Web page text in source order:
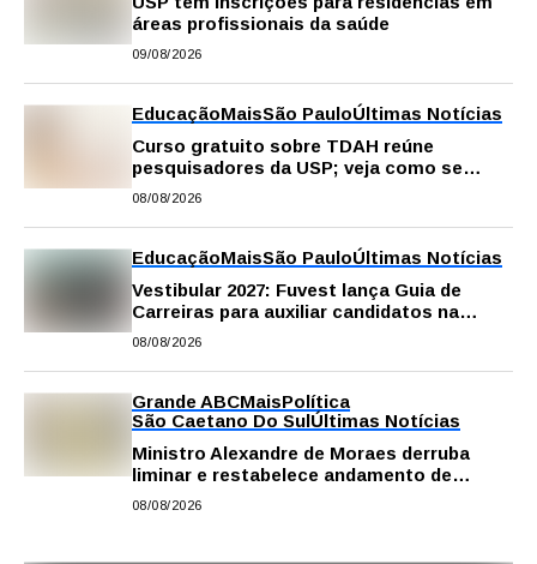
áreas profissionais da saúde
09/08/2026
EducaçãoMaisSão PauloÚltimas Notícias
Curso gratuito sobre TDAH reúne
pesquisadores da USP; veja como se
inscrever
08/08/2026
EducaçãoMaisSão PauloÚltimas Notícias
Vestibular 2027: Fuvest lança Guia de
Carreiras para auxiliar candidatos na
escolha da profissão
08/08/2026
Grande ABCMaisPolítica
São Caetano Do SulÚltimas Notícias
Ministro Alexandre de Moraes derruba
liminar e restabelece andamento de
comissão processante contra vereador
08/08/2026